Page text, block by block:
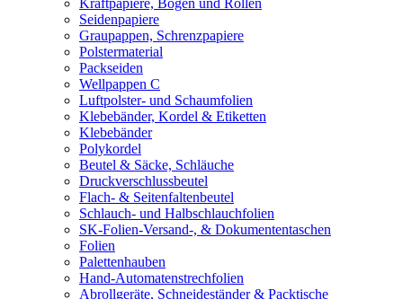
Kraftpapiere, Bögen und Rollen
Seidenpapiere
Graupappen, Schrenzpapiere
Polstermaterial
Packseiden
Wellpappen C
Luftpolster- und Schaumfolien
Klebebänder, Kordel & Etiketten
Klebebänder
Polykordel
Beutel & Säcke, Schläuche
Druckverschlussbeutel
Flach- & Seitenfaltenbeutel
Schlauch- und Halbschlauchfolien
SK-Folien-Versand-, & Dokumententaschen
Folien
Palettenhauben
Hand-Automatenstrechfolien
Abrollgeräte, Schneideständer & Packtische